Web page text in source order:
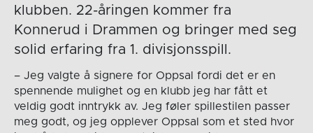
klubben. 22-åringen kommer fra
Konnerud i Drammen og bringer med seg
solid erfaring fra 1. divisjonsspill.
– Jeg valgte å signere for Oppsal fordi det er en
spennende mulighet og en klubb jeg har fått et
veldig godt inntrykk av. Jeg føler spillestilen passer
meg godt, og jeg opplever Oppsal som et sted hvor